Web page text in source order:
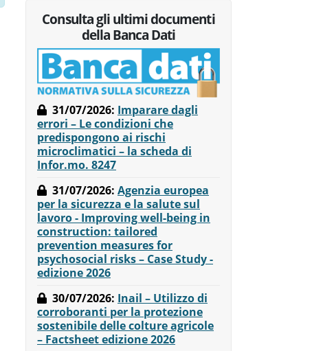
Consulta gli ultimi documenti
della Banca Dati
31/07/2026: Imparare dagli
errori – Le condizioni che
predispongono ai rischi
microclimatici – la scheda di
Infor.mo. 8247
31/07/2026: Agenzia europea
per la sicurezza e la salute sul
lavoro - Improving well-being in
construction: tailored
prevention measures for
psychosocial risks – Case Study -
edizione 2026
30/07/2026: Inail – Utilizzo di
corroboranti per la protezione
sostenibile delle colture agricole
– Factsheet edizione 2026